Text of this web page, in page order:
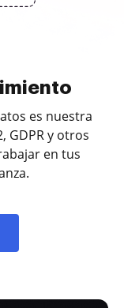
es nuestra
GDPR y otros
en tus